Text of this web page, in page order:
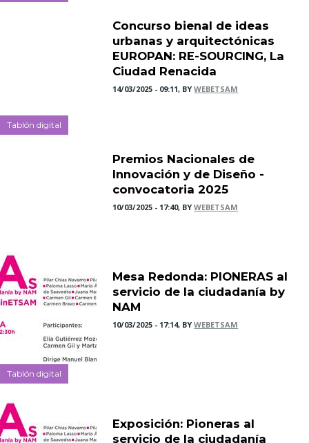
Concurso bienal de ideas
urbanas y arquitectónicas
EUROPAN: RE-SOURCING, La
Ciudad Renacida
14/03/2025 - 09:11, BYWEBETSAM
Tablón digital
Premios Nacionales de
Innovación y de Diseño -
convocatoria 2025
10/03/2025 - 17:40, BYWEBETSAM
Tablón digital
Mesa Redonda: PIONERAS al
servicio de la ciudadanía by
NAM
10/03/2025 - 17:14, BYWEBETSAM
Exposición: Pioneras al
servicio de la ciudadanía